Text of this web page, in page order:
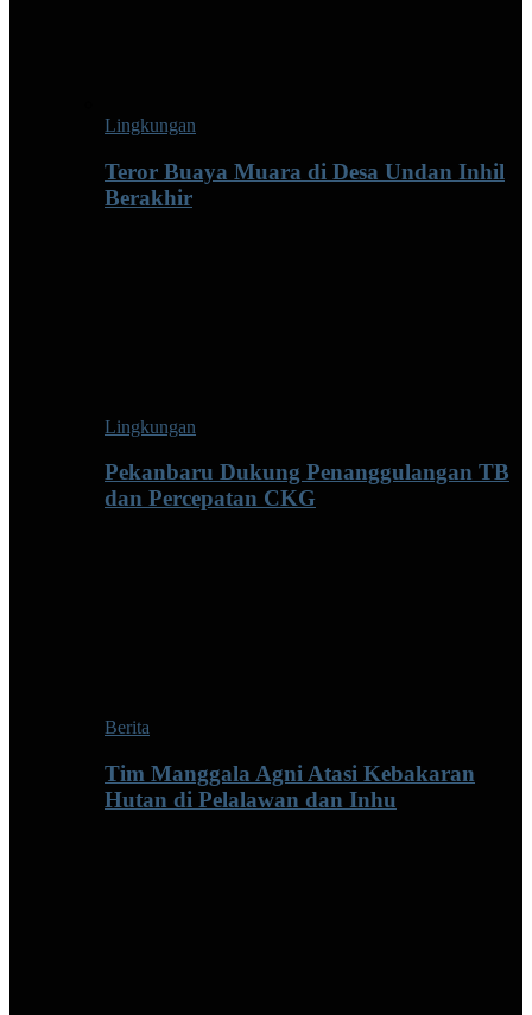
Lingkungan
Teror Buaya Muara di Desa Undan Inhil
Berakhir
Lingkungan
Pekanbaru Dukung Penanggulangan TB
dan Percepatan CKG
Berita
Tim Manggala Agni Atasi Kebakaran
Hutan di Pelalawan dan Inhu